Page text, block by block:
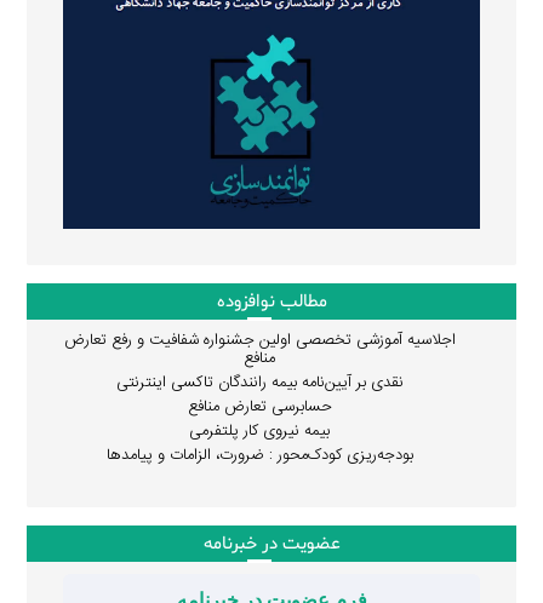
مطالب نوافزوده
اجلاسیه آموزشی تخصصی اولین جشنواره شفافیت و رفع تعارض
منافع
نقدی بر آیین‌نامه بیمه رانندگان تاکسی اینترنتی
حسابرسی تعارض منافع
بیمه نیروی کار پلتفرمی
بودجه‌ریزی کودک‌محور : ضرورت، الزامات و پیامدها
عضویت در خبرنامه